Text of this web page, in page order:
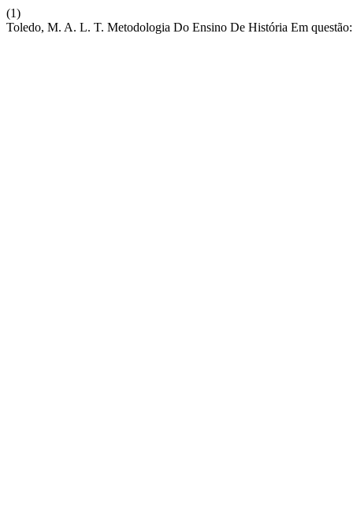
(1)
Toledo, M. A. L. T. Metodologia Do Ensino De História Em